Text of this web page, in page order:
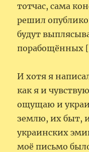
тотчас, сама
решил
будут
порабощённых
И хотя я
как я и
ощущаю и
землю, их быт,
украинских
моё письмо